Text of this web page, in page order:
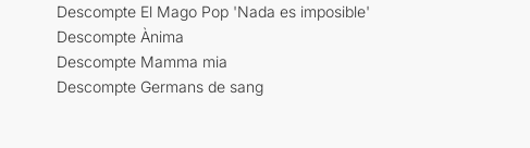
Descompte El Mago Pop 'Nada es imposible'
Descompte Ànima
Descompte Mamma mia
Descompte Germans de sang